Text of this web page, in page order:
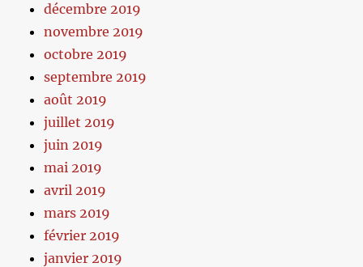
décembre 2019
novembre 2019
octobre 2019
septembre 2019
août 2019
juillet 2019
juin 2019
mai 2019
avril 2019
mars 2019
février 2019
janvier 2019